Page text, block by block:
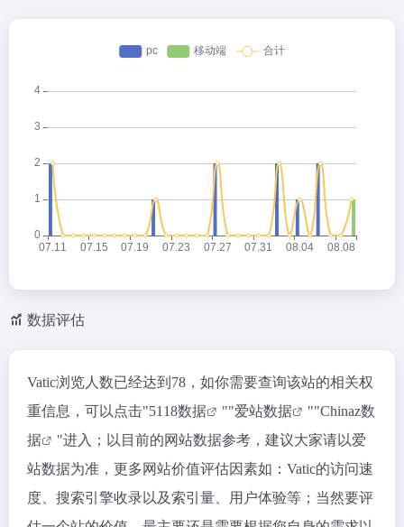
数据评估
Vatic浏览人数已经达到78，如你需要查询该站的相关权
重信息，可以点击"5118数据 ""爱站数据 ""Chinaz数
据
"进入；以目前的网站数据参考，建议大家请以爱
站数据为准，更多网站价值评估因素如：Vatic的访问速
度、搜索引擎收录以及索引量、用户体验等；当然要评